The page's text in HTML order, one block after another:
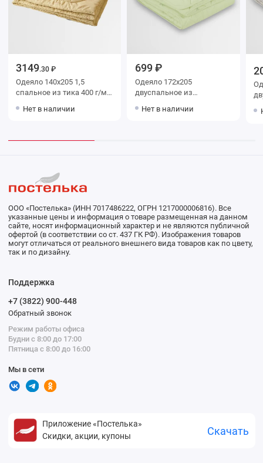
3149.30 ₽
Одеяло 140х205 1,5
спальное из тика 400 г/м2
Нет в наличии
699 ₽
Одеяло 172х205
двуспальное из
бамбук Столица текстиля
Нет в наличии
ООО «Постелька» (ИНН 7017486222, ОГРН 1217000006816). Все
указанные цены и информация о товаре размещенная на данном
сайте, носят информационный характер и не являются публичной
офертой (в соответствии со ст. 437 ГК РФ). Изображения товаров
могут отличаться от реального внешнего вида товаров как по цвету,
так и по дизайну.
Поддержка
+7 (3822) 900-448
Обратный звонок
Режим работы офиса
Будни с 8:00 до 17:00
Пятница с 8:00 до 16:00
Мы в сети
Приложение «Постелька»
Скидки, акции, купоны
Скачать